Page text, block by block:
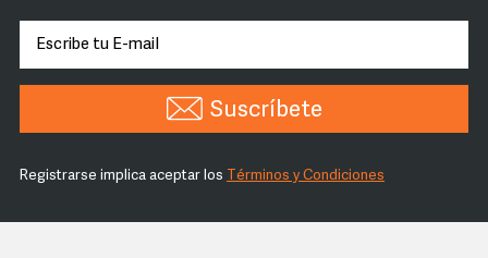
Suscríbete
Registrarse implica aceptar los Términos y Condiciones